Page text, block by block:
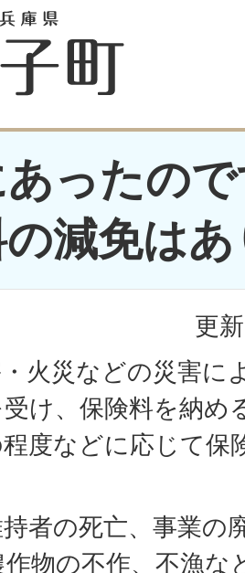
ったの
減免は
更
火災などの災害に
け、保険料を納め
度などに応じて保
者の死亡、事業の
物の不作、不漁な